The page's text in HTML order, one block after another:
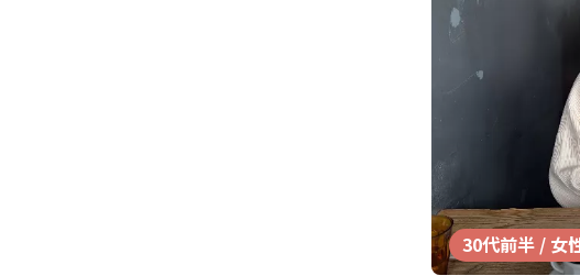
30代前半 / 女